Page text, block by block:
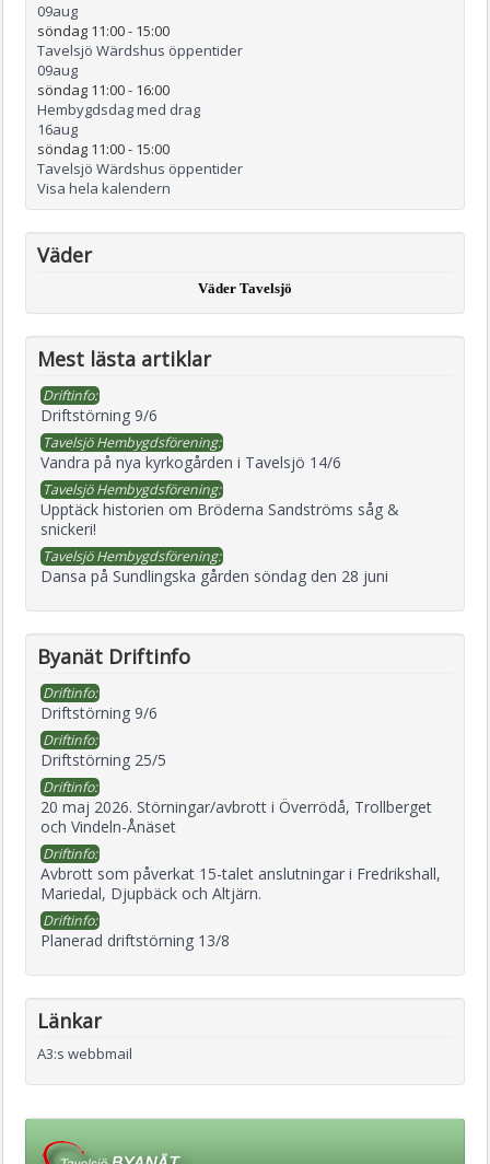
09aug
söndag 11:00- 15:00
Tavelsjö Wärdshus öppentider
09aug
söndag 11:00- 16:00
Hembygdsdag med drag
16aug
söndag 11:00- 15:00
Tavelsjö Wärdshus öppentider
Visa hela kalendern
Väder
Väder Tavelsjö
Mest lästa artiklar
Driftinfo:
Driftstörning 9/6
Tavelsjö Hembygdsförening:
Vandra på nya kyrkogården i Tavelsjö 14/6
Tavelsjö Hembygdsförening:
Upptäck historien om Bröderna Sandströms såg &
snickeri!
Tavelsjö Hembygdsförening:
Dansa på Sundlingska gården söndag den 28 juni
Byanät Driftinfo
Driftinfo:
Driftstörning 9/6
Driftinfo:
Driftstörning 25/5
Driftinfo:
20 maj 2026. Störningar/avbrott i Överrödå, Trollberget
och Vindeln-Ånäset
Driftinfo:
Avbrott som påverkat 15-talet anslutningar i Fredrikshall,
Mariedal, Djupbäck och Altjärn.
Driftinfo:
Planerad driftstörning 13/8
Länkar
A3:s webbmail